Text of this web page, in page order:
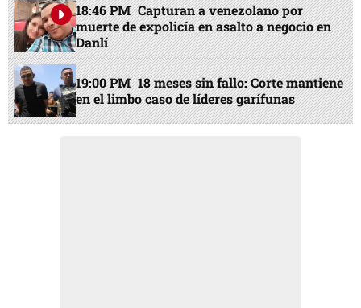
18:46 PM Capturan a venezolano por
muerte de expolicía en asalto a negocio en
Danlí
19:00 PM 18 meses sin fallo: Corte mantiene
en el limbo caso de líderes garífunas